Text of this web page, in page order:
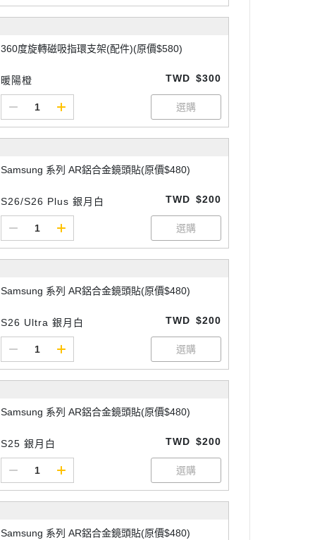
360度旋轉磁吸指環支架(配件)(原價$580)
暖陽橙 TWD $300
Samsung 系列 AR鋁合金鏡頭貼(原價$480)
S26/S26 Plus 銀月白 TWD $200
Samsung 系列 AR鋁合金鏡頭貼(原價$480)
S26 Ultra 銀月白 TWD $200
Samsung 系列 AR鋁合金鏡頭貼(原價$480)
S25 銀月白 TWD $200
Samsung 系列 AR鋁合金鏡頭貼(原價$480)